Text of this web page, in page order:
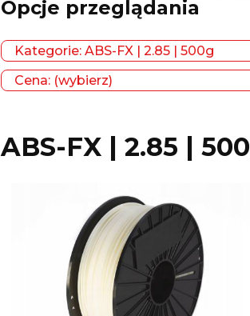
Opcje przeglądania
Kategorie: ABS-FX | 2.85 | 500g
Cena: (wybierz)
ABS-FX | 2.85 |